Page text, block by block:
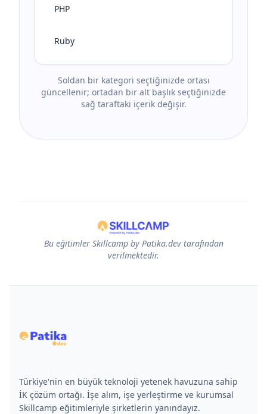
PHP
Ruby
Soldan bir kategori seçtiğinizde ortası
güncellenir; ortadan bir alt başlık seçtiğinizde
sağ taraftaki içerik değişir.
Bu eğitimler Skillcamp by Patika.dev tarafından
verilmektedir.
Türkiye'nin en büyük teknoloji yetenek havuzuna sahip
İK çözüm ortağı. İşe alım, işe yerleştirme ve kurumsal
Skillcamp eğitimleriyle şirketlerin yanındayız.